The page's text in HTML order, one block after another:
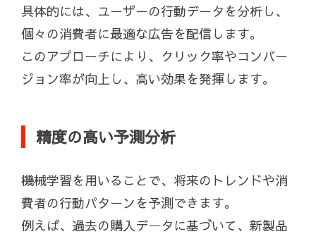
具体的には、ユーザーの行動データを分析し、
個々の消費者に最適な広告を配信します。
このアプローチにより、クリック率やコンバー
ジョン率が向上し、高い効果を発揮します。
精度の高い予測分析
機械学習を用いることで、将来のトレンドや消
費者の行動パターンを予測できます。
例えば、過去の購入データに基づいて、新製品